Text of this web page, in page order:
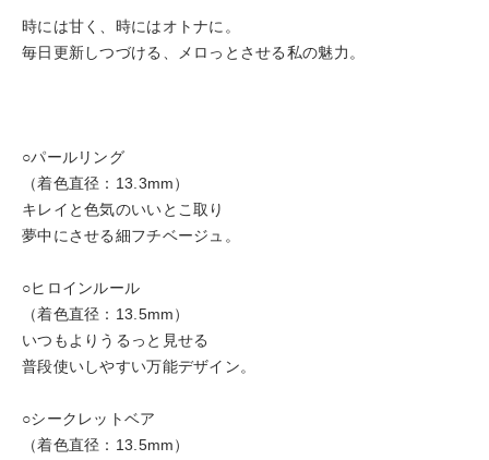
時には甘く、時にはオトナに。
毎日更新しつづける、メロっとさせる私の魅力。
○パールリング
（着色直径：13.3mm）
キレイと色気のいいとこ取り
夢中にさせる細フチベージュ。
○ヒロインルール
（着色直径：13.5mm）
いつもよりうるっと見せる
普段使いしやすい万能デザイン。
○シークレットベア
（着色直径：13.5mm）